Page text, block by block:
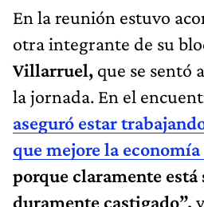
En la reunión estuvo
otra integrante de su
Villarruel, que se sentó
la jornada. En el
aseguró estar
que mejore la
porque claramente está
duramente castigado”,